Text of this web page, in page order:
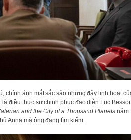
chính ánh mắt sắc sảo nhưng đầy linh hoạt
điều thực sự chinh phục đạo diễn Luc
and the City of a Thousand Planetsnăm
Anna mà ông đang tìm kiếm.